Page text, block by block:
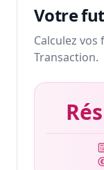
Votre
Calculez vos
Transaction.